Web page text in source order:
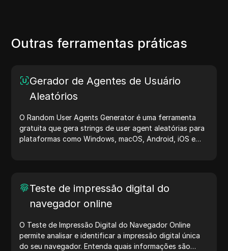
Outras ferramentas práticas
Gerador de Agentes de Usuário
Aleatórios
O Random User Agents Generator é uma ferramenta
gratuita que gera strings de user agent aleatórias para
plataformas como Windows, macOS, Android, iOS e
de trabalho — comece a gerar user agents hoje mesmo!
Teste de impressão digital do
navegador online
O Teste de Impressão Digital do Navegador Online
permite analisar e identificar a impressão digital única
do seu navegador. Entenda quais informações são